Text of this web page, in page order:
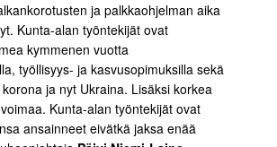
ja palkkaohjelman aika
Kunta-alan työntekijät ovat
kymmenen vuotta
työllisyys- ja kasvusopimuksilla sekä
ja nyt Ukraina. Lisäksi korkea
Kunta-alan työntekijät ovat
ansainneet eivätkä jaksa enää